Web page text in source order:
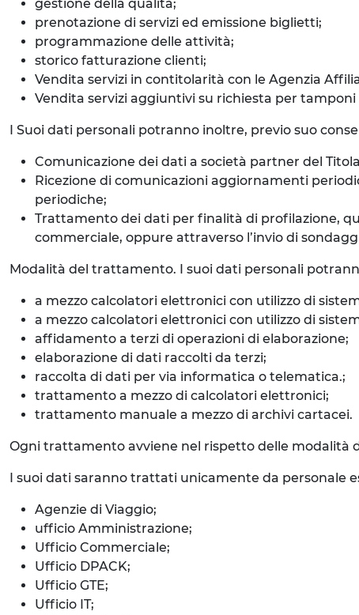
gestione della qualità;
prenotazione di servizi ed emissione biglietti;
programmazione delle attività;
storico fatturazione clienti;
Vendita servizi in contitolarità con le Agenzia
Vendita servizi aggiuntivi su richiesta per tamponi
I Suoi dati personali potranno inoltre, previo suo
Comunicazione dei dati a società partner del
Ricezione di comunicazioni aggiornamenti
periodiche;
Trattamento dei dati per finalità di profilazione,
commerciale, oppure attraverso l’invio di
Modalità del trattamento. I suoi dati personali
a mezzo calcolatori elettronici con utilizzo di
a mezzo calcolatori elettronici con utilizzo di
affidamento a terzi di operazioni di elaborazione;
elaborazione di dati raccolti da terzi;
raccolta di dati per via informatica o telematica.;
trattamento a mezzo di calcolatori elettronici;
trattamento manuale a mezzo di archivi cartacei.
Ogni trattamento avviene nel rispetto delle modalità
I suoi dati saranno trattati unicamente da personale
Agenzie di Viaggio;
ufficio Amministrazione;
Ufficio Commerciale;
Ufficio DPACK;
Ufficio GTE;
Ufficio IT;